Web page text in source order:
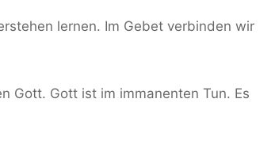
lernen. Im Gebet verbinden wir
Gott. Gott ist im immanenten Tun. Es